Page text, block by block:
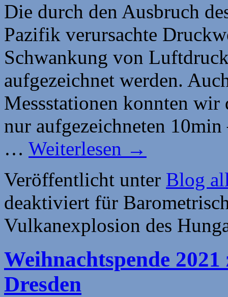
Die durch den Ausbruch
Pazifik verursachte
Schwankung von
aufgezeichnet werden.
Messstationen konnten wir
nur aufgezeichneten
… Weiterlesen →
Veröffentlicht unter Blog
deaktiviert für
Vulkanexplosion des
Weihnachtspende
Dresden